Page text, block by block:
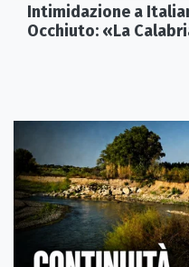
Intimidazione a
Occhiuto: «La